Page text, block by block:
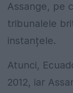
Assange, pe
tribunalele
instanțele.
Atunci,
2012, iar